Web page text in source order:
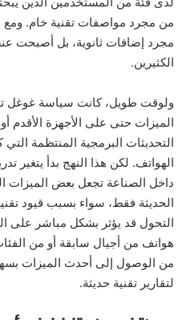
من مجرد مواصفات تقنية خام. ومع
مجرد إضافات ثانوية، بل أصبحت
الكثيرين.
ولوقت طويل، كانت سياسة غوغل
الميزات حتى على الأجهزة الأقدم
التحديثات البرمجية المنتظمة
الهواتف. لكن هذا النهج بدأ يتغير
داخل الصناعة تجعل بعض الميزات
الحديثة فقط، سواء بسبب قيود
التحول قد يؤثر بشكل مباشر على
هواتف من أجيال سابقة أو من
من الوصول إلى أحدث الميزات
لتقارير تقنية حديثة.